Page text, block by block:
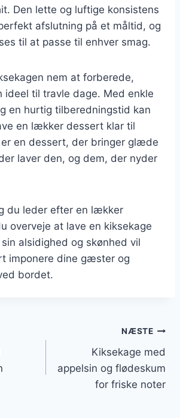
Den lette og luftige konsistens
afslutning på et måltid, og
til at passe til enhver smag.
nem at forberede,
ideel til travle dage. Med enkle
en hurtig tilberedningstid kan
en lækker dessert klar til
er en dessert, der bringer glæde
laver den, og dem, der nyder
du leder efter en lækker
overveje at lave en kiksekage
alsidighed og skønhed vil
imponere dine gæster og
bordet.
NÆSTE
Kiksekage med
appelsin og flødeskum
for friske noter